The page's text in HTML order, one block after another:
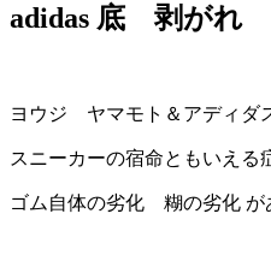
adidas 底 剥がれ
ヨウジ ヤマモト＆アディダ
スニーカーの宿命ともいえる
ゴム自体の劣化 糊の劣化 が